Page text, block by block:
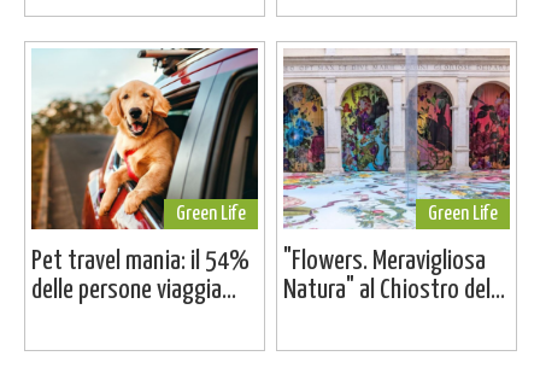
Green Life
Pet travel mania: il 54%
delle persone viaggia...
Green Life
"Flowers. Meravigliosa
Natura" al Chiostro del...